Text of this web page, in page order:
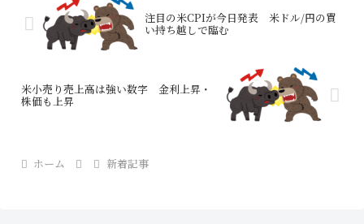
注目の米CPIが今日発表 米ドル/円の買
い持ち越しで臨む
米小売り売上高は強い数字 金利上昇・
株価も上昇
ホーム 新着記事